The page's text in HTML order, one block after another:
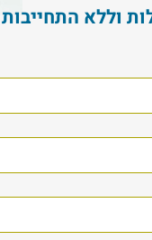
וללא התחייבות